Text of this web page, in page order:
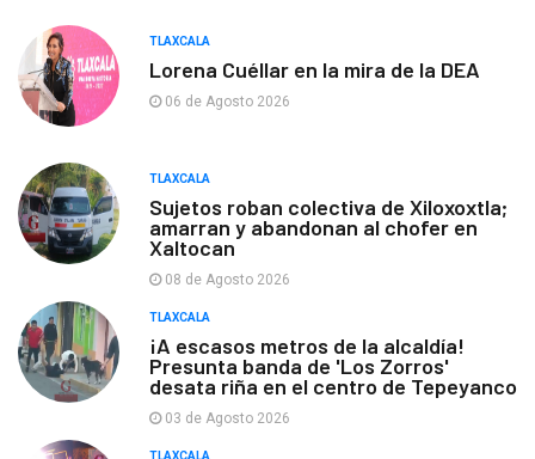
TLAXCALA
Lorena Cuéllar en la mira de la DEA
06 de Agosto 2026
TLAXCALA
Sujetos roban colectiva de Xiloxoxtla;
amarran y abandonan al chofer en
Xaltocan
08 de Agosto 2026
TLAXCALA
¡A escasos metros de la alcaldía!
Presunta banda de 'Los Zorros'
desata riña en el centro de Tepeyanco
03 de Agosto 2026
TLAXCALA